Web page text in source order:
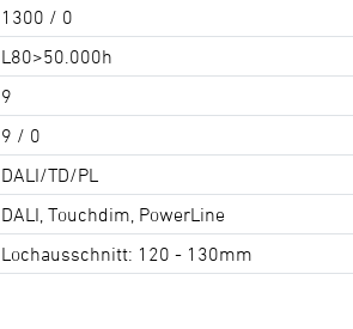
1300 / 0
L80>50.000h
9
9 / 0
DALI/TD/PL
DALI, Touchdim, PowerLine
Lochausschnitt: 120 - 130mm